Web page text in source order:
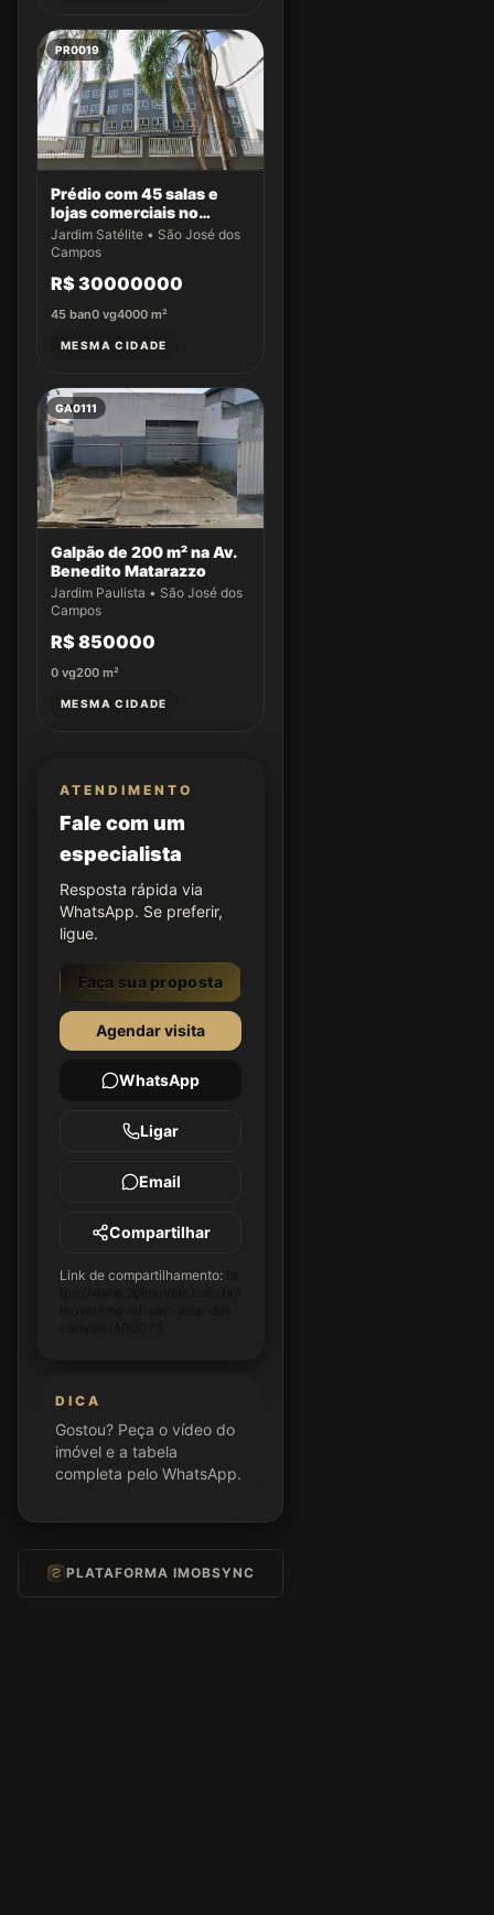
PR0019
Prédio com 45 salas e
lojas comerciais no
Jardim Satélite
Jardim Satélite • São José dos
Campos
R$ 30000000
45 ban0 vg4000 m²
MESMA CIDADE
GA0111
Galpão de 200 m² na Av.
Benedito Matarazzo
Jardim Paulista • São José dos
Campos
R$ 850000
0 vg200 m²
MESMA CIDADE
ATENDIMENTO
Fale com um
especialista
Resposta rápida via
WhatsApp. Se preferir,
ligue.
Faça sua proposta
Agendar visita
WhatsApp
Ligar
Email
Compartilhar
Link de compartilhamento:
DICA
Gostou? Peça o vídeo do
imóvel e a tabela
completa pelo WhatsApp.
PLATAFORMA IMOBSYNC